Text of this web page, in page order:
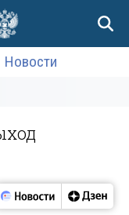
Новости